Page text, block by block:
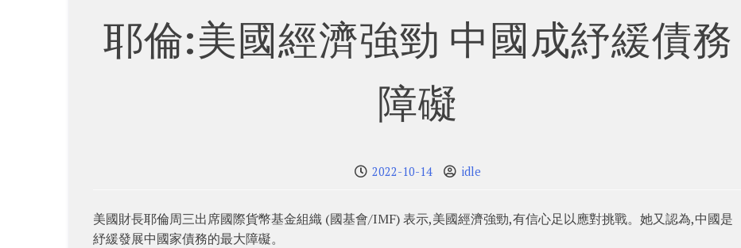
耶倫:美國經濟強勁 中國成紓緩債務
障礙
2022-10-14 idle
美國財長耶倫周三出席國際貨幣基金組織 (國基會/IMF) 表示,美國經濟強勁,有信心足以應對挑戰。她又認為,中國是
紓緩發展中國家債務的最大障礙。